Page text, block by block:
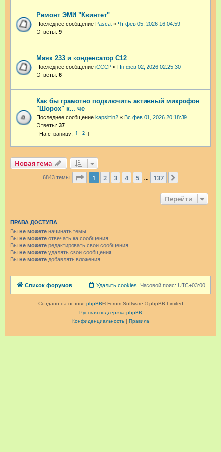
Ремонт ЭМИ "Квинтет"
Последнее сообщение Pascat « Чт фев 05, 2026 16:04:59
Ответы: 9
Маяк 233 и конденсатор С12
Последнее сообщение iCCCP « Пн фев 02, 2026 02:25:30
Ответы: 6
Как бы грамотно подключить активный микрофон
"Шорох" к... че
Последнее сообщение kapsitrin2 « Вс фев 01, 2026 20:18:39
Ответы: 37
1 2
Новая тема
6843 темы Страница из 137
1 2 3 4 5 137
Перейти
ПРАВА ДОСТУПА
Вы не можете начинать темы
Вы не можете отвечать на сообщения
Вы не можете редактировать свои сообщения
Вы не можете удалять свои сообщения
Вы не можете добавлять вложения
Список форумов Часовой пояс: UTC+03:00
Удалить cookies
Создано на основе phpBB® Forum Software © phpBB Limited
Русская поддержка phpBB
Конфиденциальность| Правила